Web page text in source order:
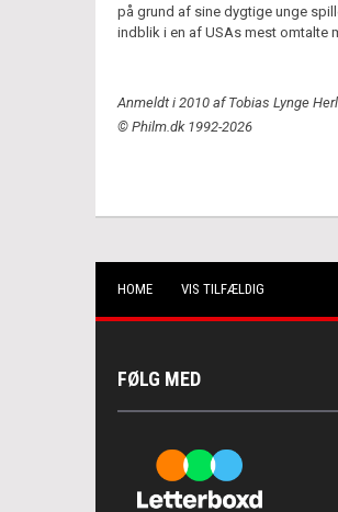
på grund af sine dygtige unge
indblik i en af USAs mest omtalte
Anmeldt i 2010 af Tobias Lynge
© Philm.dk 1992-2026
HOME VIS TILFÆLDIG
FØLG MED